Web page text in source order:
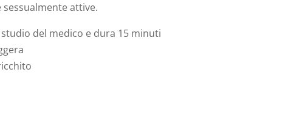
attive.
del medico e dura 15 minuti